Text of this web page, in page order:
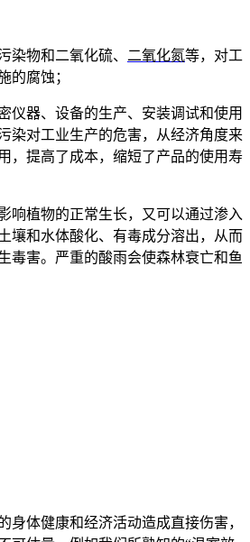
染物和二氧化硫、 二氧化氮等，对工
的腐蚀；
仪器、设备的生产、安装调试和使用
染对工业生产的危害，从经济角度来
，提高了成本，缩短了产品的使用寿
响植物的正常生长，又可以通过渗入
壤和水体酸化、有毒成分溶出，从而
毒害。严重的酸雨会使森林衰亡和鱼
身体健康和经济活动造成直接伤害，